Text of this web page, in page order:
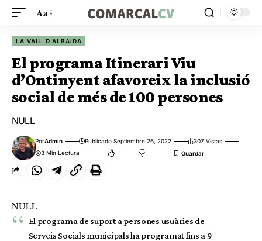
Aa
LA VALL D'ALBAIDA
El programa Itinerari Viu
d’Ontinyent afavoreix la inclusió
social de més de 100 persones
NULL
PorAdmin Publicado Septiembre 26, 2022
307 Vistas
3 Min Lectura
NULL
El programa de suport a persones usuàries de
Serveis Socials municipals ha programat fins a 9